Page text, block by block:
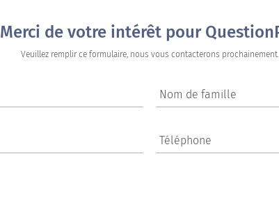
Merci de votre intérêt pour
Veuillez remplir ce formulaire, nous vous contacterons prochainement.
Nom de famille
Téléphone